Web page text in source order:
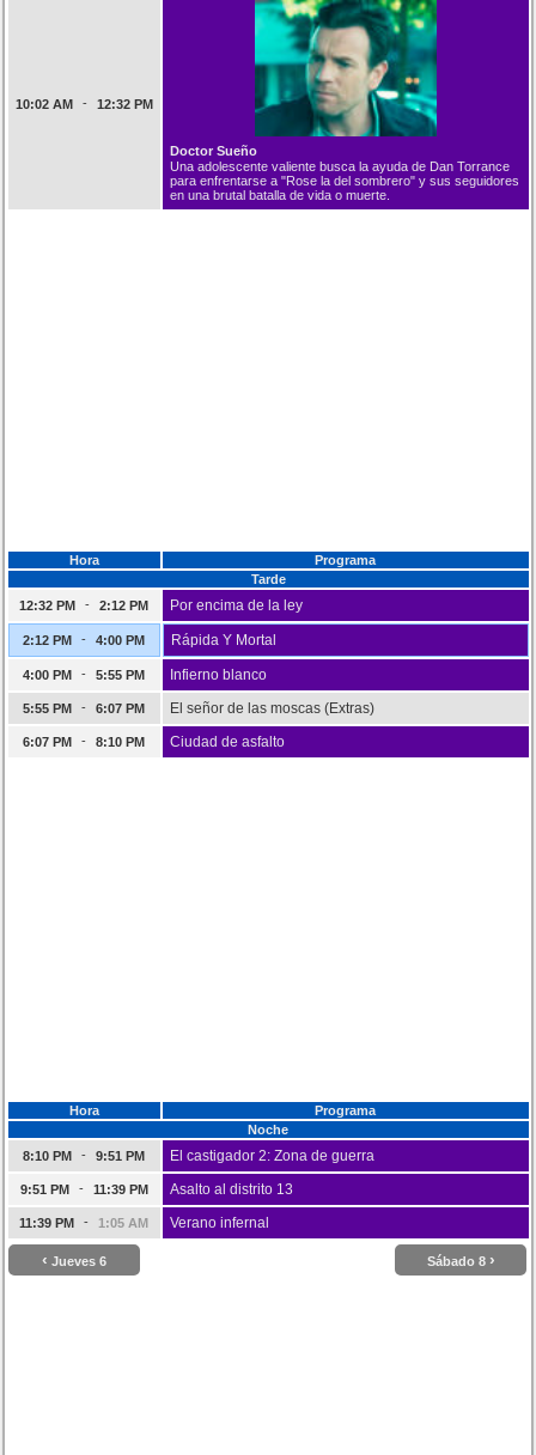
10:02 AM - 12:32 PM
Doctor Sueño
Una adolescente valiente busca la ayuda de Dan Torrance
para enfrentarse a "Rose la del sombrero" y sus seguidores
en una brutal batalla de vida o muerte.
Hora
Programa
Tarde
12:32 PM
- 2:12 PM Por encima de la ley
2:12 PM - 4:00 PM Rápida Y Mortal
4:00 PM - 5:55 PM Infierno blanco
5:55 PM - 6:07 PM El señor de las moscas (Extras)
6:07 PM - 8:10 PM Ciudad de asfalto
Hora
Programa
Noche
8:10 PM
- 9:51 PM El castigador 2: Zona de guerra
9:51 PM - 11:39 PM Asalto al distrito 13
11:39 PM - 1:05 AM Verano infernal
‹ Jueves 6 Sábado 8 ›